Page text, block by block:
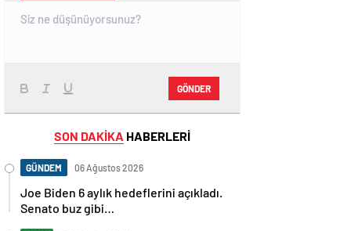
GÖNDER
SON DAKİKA HABERLERİ
GÜNDEM 06 Ağustos 2026
Joe Biden 6 aylık hedeflerini açıkladı.
Senato buz gibi…